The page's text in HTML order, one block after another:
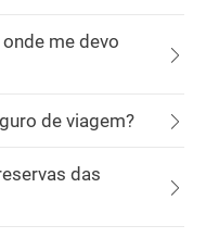
me devo
de viagem?
das